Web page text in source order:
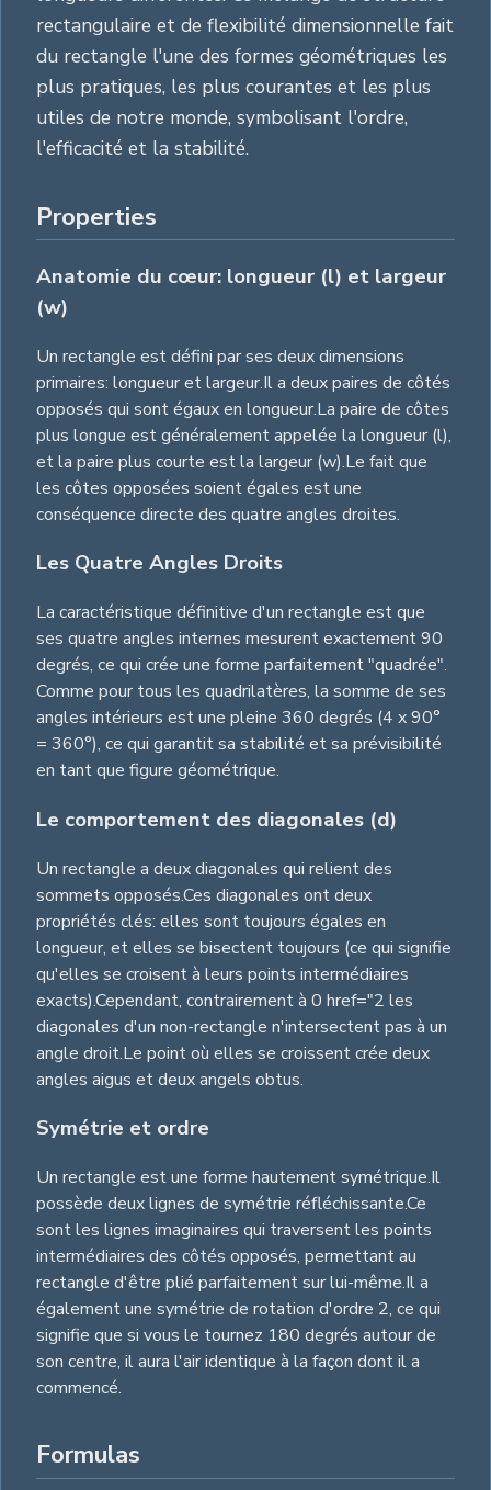
rectangulaire et de flexibilité dimensionnelle fait
du rectangle l'une des formes géométriques les
plus pratiques, les plus courantes et les plus
utiles de notre monde, symbolisant l'ordre,
l'efficacité et la stabilité.
Properties
Anatomie du cœur: longueur (l) et largeur
(w)
Un rectangle est défini par ses deux dimensions
primaires: longueur et largeur.Il a deux paires de côtés
opposés qui sont égaux en longueur.La paire de côtes
plus longue est généralement appelée la longueur (l),
et la paire plus courte est la largeur (w).Le fait que
les côtes opposées soient égales est une
conséquence directe des quatre angles droites.
Les Quatre Angles Droits
La caractéristique définitive d'un rectangle est que
ses quatre angles internes mesurent exactement 90
degrés, ce qui crée une forme parfaitement "quadrée".
Comme pour tous les quadrilatères, la somme de ses
angles intérieurs est une pleine 360 degrés (4 x 90°
= 360°), ce qui garantit sa stabilité et sa prévisibilité
en tant que figure géométrique.
Le comportement des diagonales (d)
Un rectangle a deux diagonales qui relient des
sommets opposés.Ces diagonales ont deux
propriétés clés: elles sont toujours égales en
longueur, et elles se bisectent toujours (ce qui signifie
qu'elles se croisent à leurs points intermédiaires
exacts).Cependant, contrairement à 0 href="2 les
diagonales d'un non-rectangle n'intersectent pas à un
angle droit.Le point où elles se croissent crée deux
angles aigus et deux angels obtus.
Symétrie et ordre
Un rectangle est une forme hautement symétrique.Il
possède deux lignes de symétrie réfléchissante.Ce
sont les lignes imaginaires qui traversent les points
intermédiaires des côtés opposés, permettant au
rectangle d'être plié parfaitement sur lui-même.Il a
également une symétrie de rotation d'ordre 2, ce qui
signifie que si vous le tournez 180 degrés autour de
son centre, il aura l'air identique à la façon dont il a
commencé.
Formulas